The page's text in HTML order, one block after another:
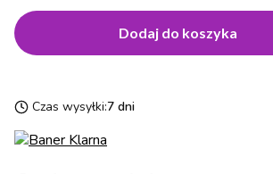
Dodaj do koszyka
Czas wysyłki:7 dni